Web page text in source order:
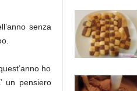
senza
ho
un pensiero